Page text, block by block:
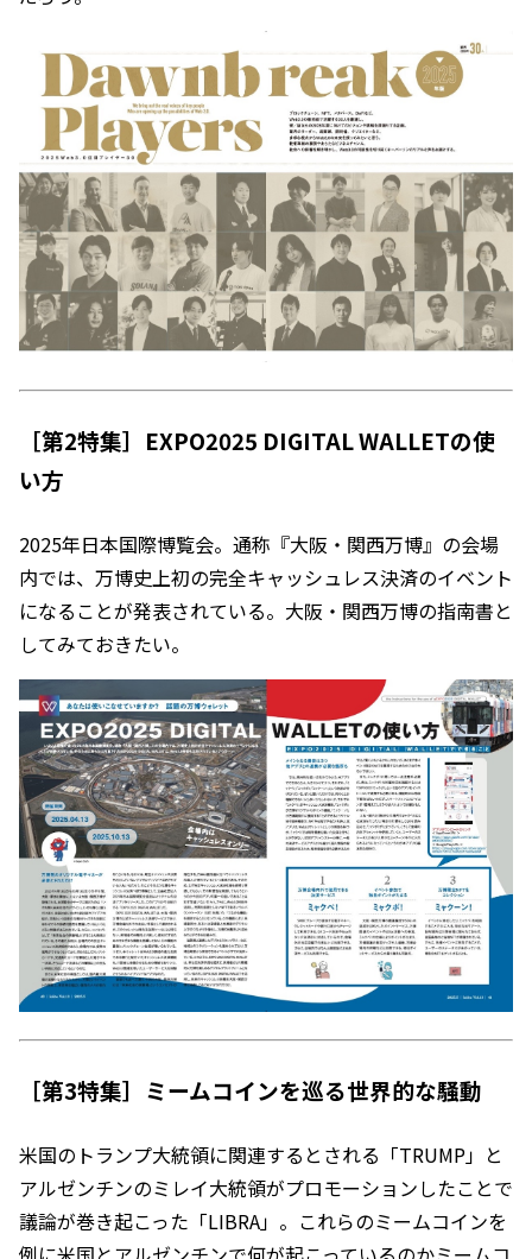
［第2特集］EXPO2025 DIGITAL WALLETの使
い方
2025年日本国際博覧会。通称『大阪・関西万博』の会場
内では、万博史上初の完全キャッシュレス決済のイベント
になることが発表されている。大阪・関西万博の指南書と
してみておきたい。
［第3特集］ ミームコインを巡る世界的な騒動
米国のトランプ大統領に関連するとされる「TRUMP」と
アルゼンチンのミレイ大統領がプロモーションしたことで
議論が巻き起こった「LIBRA」。これらのミームコインを